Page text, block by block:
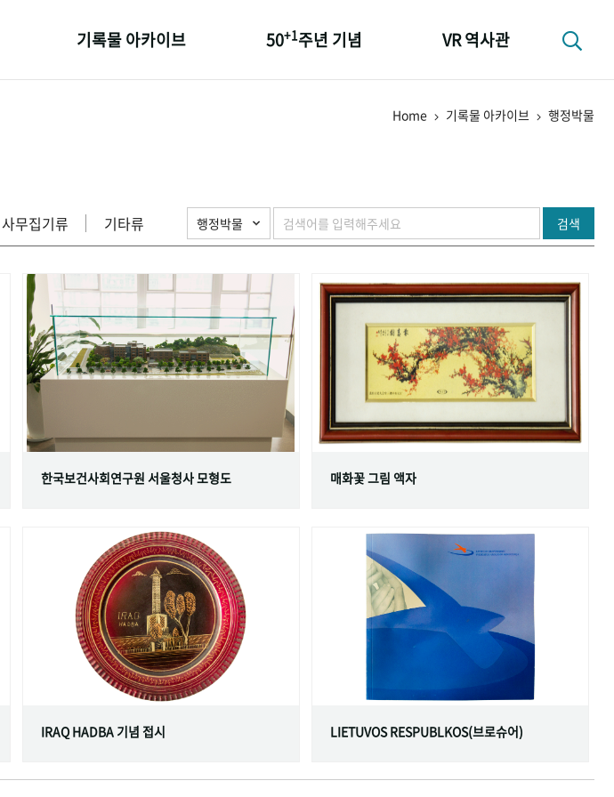
기록물 아카이브
영상 기록물
50+1주년 기념
세계와 함께 한 KIHASA
VR 역사관
Home 기록물 아카이브 행정박물
사무집기류 기타류 검색
한국보건사회연구원 서울청사 모형도 매화꽃 그림 액자
IRAQ HADBA 기념 접시 LIETUVOS RESPUBLKOS(브로슈어)